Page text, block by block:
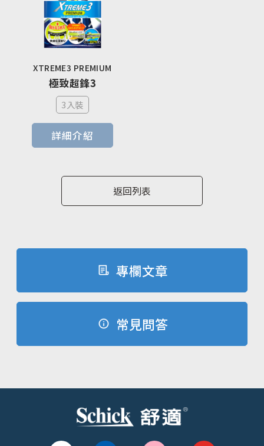
XTREME3 PREMIUM
極致超鋒3
3入裝
詳細介紹
返回列表
專欄文章
常見問答